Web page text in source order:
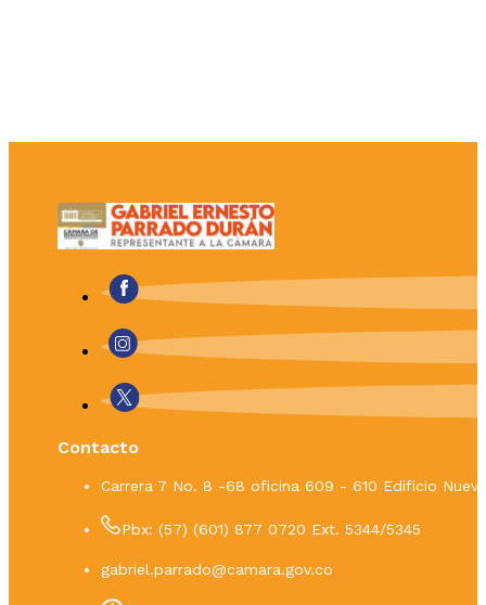
Contacto
Carrera 7 No. 8 -68 oficina 609 - 610 Edificio
Pbx: (57) (601) 877 0720 Ext. 5344/5345
gabriel.parrado@camara.gov.co